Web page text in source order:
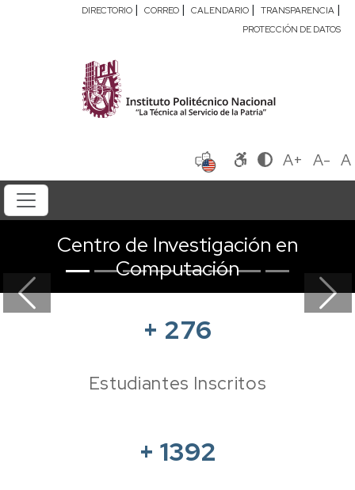
DIRECTORIO | CORREO | CALENDARIO | TRANSPARENCIA |
PROTECCIÓN DE DATOS
A+ A- A
Centro de Investigación en
Computación
Previous Next
+ 276
Estudiantes Inscritos
+ 1392